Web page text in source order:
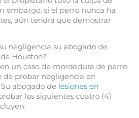
embargo, si el perro nunca ha
aún tendrá que demostrar
negligencia su abogado de
Houston?
un caso de mordedura de perro
de probar negligencia en
abogado de lesiones en
los siguientes cuatro (4)